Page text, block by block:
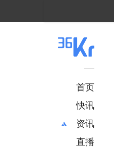
首页
快讯
资讯
推荐
直播